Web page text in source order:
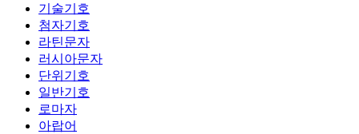
기술기호
첨자기호
라틴문자
러시아문자
단위기호
일반기호
로마자
아랍어